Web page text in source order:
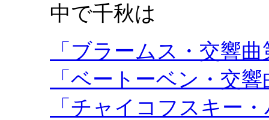
中で千秋は
「ブラームス・交響
「ベートーベン・交
「チャイコフスキー